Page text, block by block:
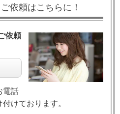
依頼はこちらに！
依頼
電話
けております。